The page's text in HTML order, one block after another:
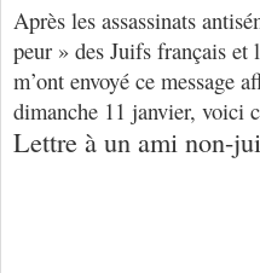
Après les assassinats
peur » des Juifs français
m’ont envoyé ce message
dimanche 11 janvier, voici
Lettre à un ami non-